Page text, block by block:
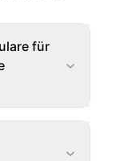
für